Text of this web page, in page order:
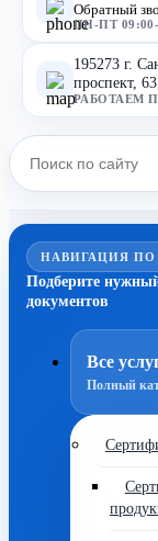
Обратный
ПН-ПТ 09:00-
195273 г.
проспект,
РАБОТАЕМ
НАВИГАЦИЯ ПО
Подберите
документов
Все
Полный